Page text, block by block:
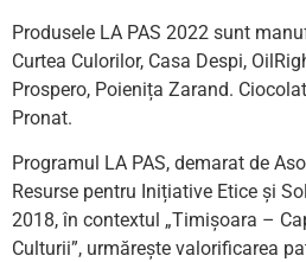
Produsele LA PAS 2022 sunt
Curtea Culorilor, Casa Despi,
Prospero, Poienița Zarand.
Pronat.
Programul LA PAS, demarat de
Resurse pentru Inițiative Etice și
2018, în contextul „Timișoara –
Culturii”, urmărește valorificarea